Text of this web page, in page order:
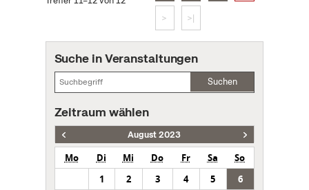
> >|
Suche in Veranstaltungen
Suchen
Zeitraum wählen
August 2023
Mo Di Mi Do Fr Sa
So
1
2 3 4 5
6